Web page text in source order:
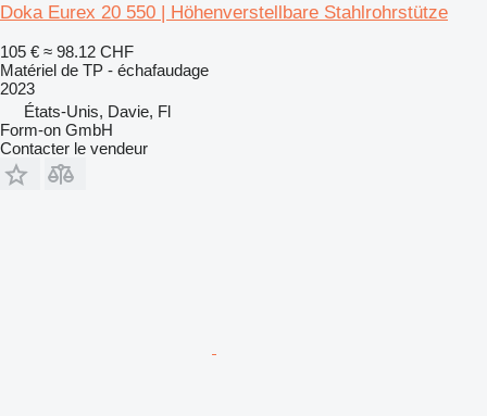
Doka Eurex 20 550 | Höhenverstellbare Stahlrohrstütze
105 € ≈ 98.12 CHF
Matériel de TP - échafaudage
2023
États-Unis, Davie, Fl
Form-on GmbH
Contacter le vendeur